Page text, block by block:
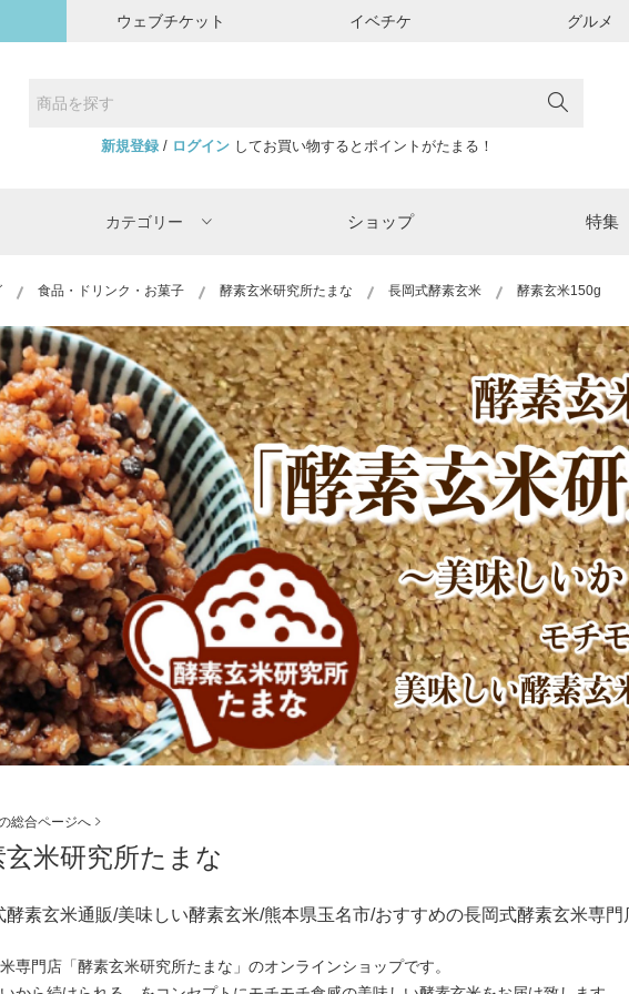
ウェブチケット イベチケ グルメ
新規登録/ ログインしてお買い物するとポイントがたまる！
カテゴリー ショップ 特集
食品・ドリンク・お菓子 酵素玄米研究所たまな 長岡式酵素玄米 酵素玄米150g
総合ページへ
玄米研究所たまな
酵素玄米通販/美味しい酵素玄米/熊本県玉名市/おすすめの長岡式酵素玄米専門
専門店「酵素玄米研究所たまな」のオンラインショップです。